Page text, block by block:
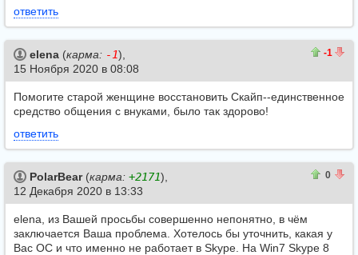
ответить
-1
elena (карма: -1),
15 Ноября 2020 в 08:08
Помогите старой женщине восстановить Скайп--единственное
средство общения с внуками, было так здорово!
ответить
0
PolarBear(карма: +2171),
12 Декабря 2020 в 13:33
elena, из Вашей просьбы совершенно непонятно, в чём
заключается Ваша проблема. Хотелось бы уточнить, какая у
Вас ОС и что именно не работает в Skype. На Win7 Skype 8